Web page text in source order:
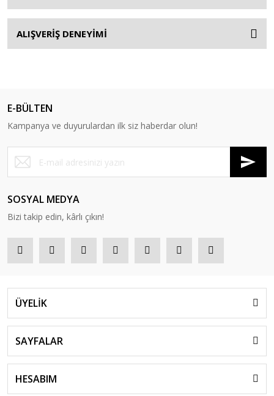
ALIŞVERİŞ DENEYİMİ
E-BÜLTEN
Kampanya ve duyurulardan ilk siz haberdar olun!
SOSYAL MEDYA
Bizi takip edin, kârlı çıkın!
ÜYELİK
SAYFALAR
HESABIM